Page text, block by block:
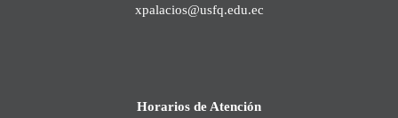
xpalacios@usfq.edu.ec
Horarios de Atención